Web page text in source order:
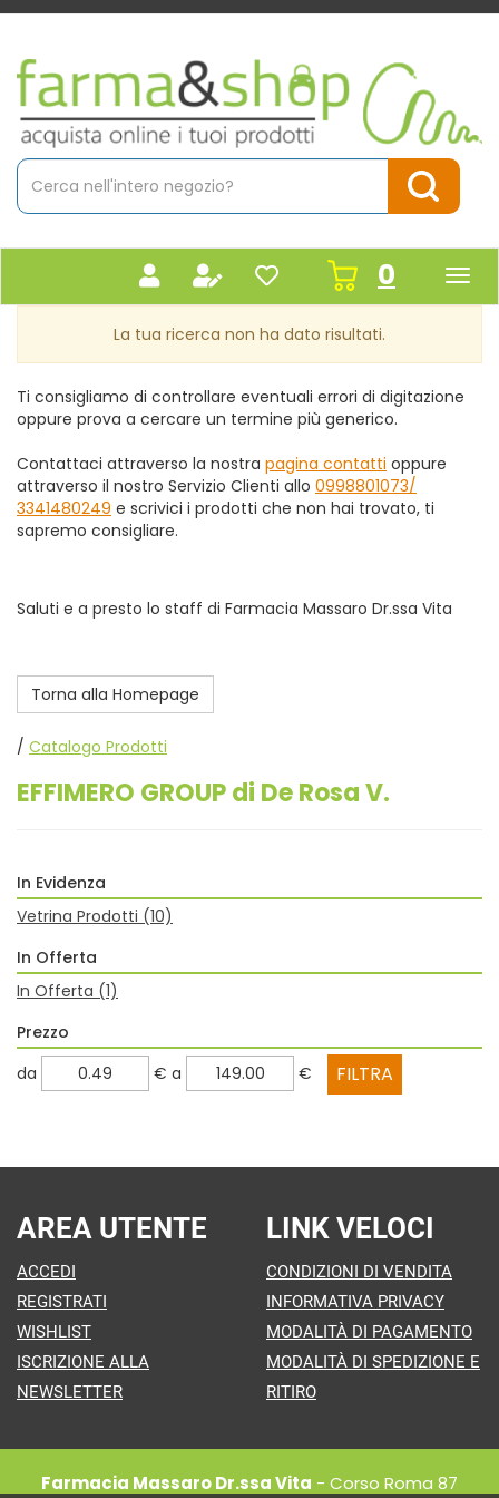
Passa
contenuto
principale
Farmacia
Massaro
Cerca
Prodotto
Cerca
0inseriti
La tua ricerca non ha dato risultati.
Ti consigliamo di controllare eventuali errori di digitazione
oppure prova a cercare un termine più generico.
Contattaci attraverso la nostra pagina contatti oppure
attraverso il nostro Servizio Clienti allo 0998801073/
3341480249 e scrivici i prodotti che non hai trovato, ti
sapremo consigliare.
Saluti e a presto lo staff di Farmacia Massaro Dr.ssa Vita
Torna alla Homepage
/ Catalogo Prodotti
EFFIMERO GROUP di De Rosa V.
In Evidenza
Vetrina Prodotti (10)
In Offerta
In Offerta (1)
Prezzo
filtra
da € filtra
a €
AREA UTENTE
ACCEDI
REGISTRATI
WISHLIST
ISCRIZIONE ALLA
NEWSLETTER
LINK VELOCI
CONDIZIONI DI VENDITA
INFORMATIVA PRIVACY
MODALITÀ DI PAGAMENTO
MODALITÀ DI SPEDIZIONE E
RITIRO
Farmacia Massaro Dr.ssa Vita - Corso Roma 87